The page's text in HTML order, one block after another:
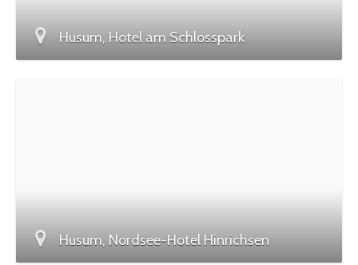
Husum, Hotel am Schlosspark
Husum, Nordsee-Hotel Hinrichsen